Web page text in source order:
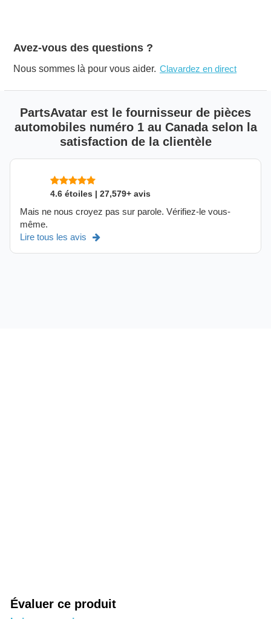
Avez-vous des questions ?
Nous sommes là pour vous aider. Clavardez en direct
PartsAvatar est le fournisseur de pièces
automobiles numéro 1 au Canada selon la
satisfaction de la clientèle
4.6 étoiles | 27,579+ avis
Mais ne nous croyez pas sur parole. Vérifiez-le vous-
même.
Lire tous les avis
Évaluer ce produit